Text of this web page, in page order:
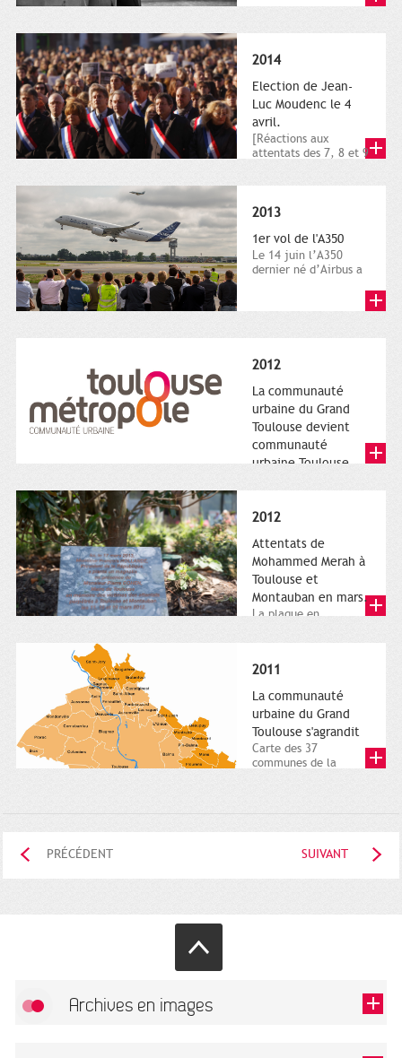
2014
Election de Jean-
Luc Moudenc le 4
avril.
[Réactions aux
attentats des 7, 8 et 9
2013
1er vol de l'A350
Le 14 juin l’A350
dernier né d’Airbus a
2012
La communauté
urbaine du Grand
Toulouse devient
communauté
urbaine Toulouse
Métropole,
représentant l'anneau
de Moëbius.
2012
Attentats de
Mohammed Merah à
Toulouse et
Montauban en mars.
La plaque en
Charles-de-Gaulle.
2011
La communauté
urbaine du Grand
Toulouse s'agrandit
Carte des 37
communes de la
PRÉCÉDENT SUIVANT
Archives en images